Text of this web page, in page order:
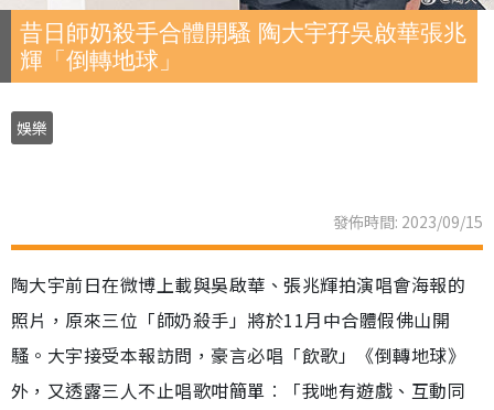
昔日師奶殺手合體開騷 陶大宇孖吳啟華張兆
輝「倒轉地球」
娛樂
發佈時間: 2023/09/15
陶大宇前日在微博上載與吳啟華、張兆輝拍演唱會海報的
照片，原來三位「師奶殺手」將於11月中合體假佛山開
騷。大宇接受本報訪問，豪言必唱「飲歌」《倒轉地球》
外，又透露三人不止唱歌咁簡單︰「我哋有遊戲、互動同